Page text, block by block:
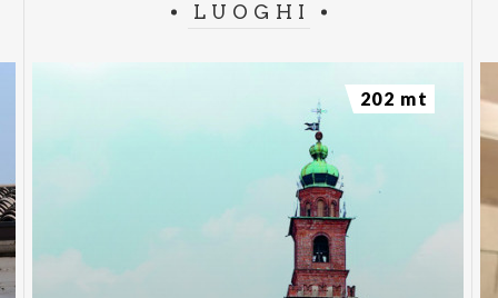
LUOGHI
202 mt